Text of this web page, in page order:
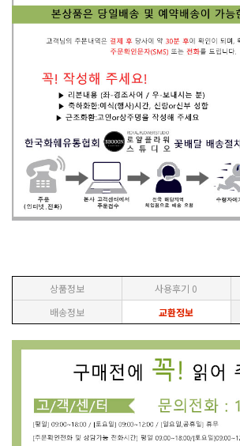
상품정보 사용후기 0
배송정보
교환정보